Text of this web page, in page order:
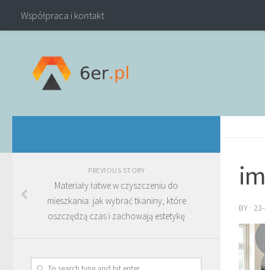
Współpraca i kontakt
BY ·
PREVIOUS STORY
Materiały łatwe w czyszczeniu do
mieszkania: jak wybrać tkaniny, które
oszczędzą czas i zachowają estetykę